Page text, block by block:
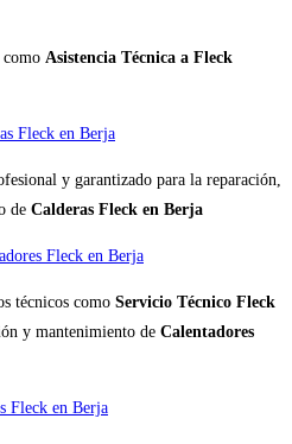
como Asistencia Técnica a Fleck
Fleck en Berja
y garantizado para la reparación,
de Calderas Fleck en Berja
Fleck en Berja
técnicos como Servicio Técnico Fleck
y mantenimiento de Calentadores
Fleck en Berja